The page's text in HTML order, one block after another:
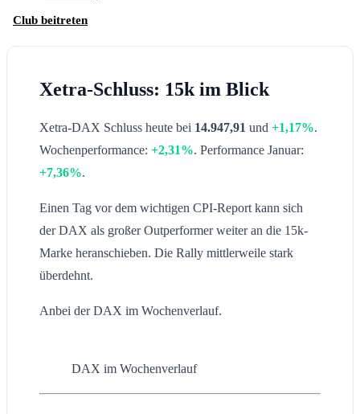
Club beitreten
Xetra-Schluss: 15k im Blick
Xetra-DAX Schluss heute bei 14.947,91 und +1,17%.
Wochenperformance: +2,31%. Performance Januar:
+7,36%.
Einen Tag vor dem wichtigen CPI-Report kann sich
der DAX als großer Outperformer weiter an die 15k-
Marke heranschieben. Die Rally mittlerweile stark
überdehnt.
Anbei der DAX im Wochenverlauf.
DAX im Wochenverlauf